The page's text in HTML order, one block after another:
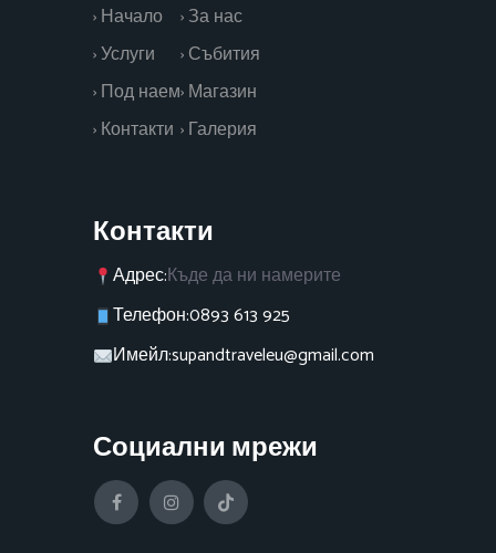
› Начало
› Услуги
› Под наем
› Контакти
› За нас
› Събития
› Магазин
› Галерия
Контакти
Адрес:Къде да ни намерите
Телефон:0893 613 925
Имейл:supandtraveleu@gmail.com
Социални мрежи